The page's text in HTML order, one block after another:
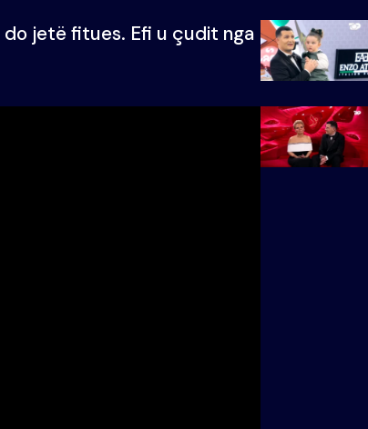
do jetë fitues. Efi u çudit nga